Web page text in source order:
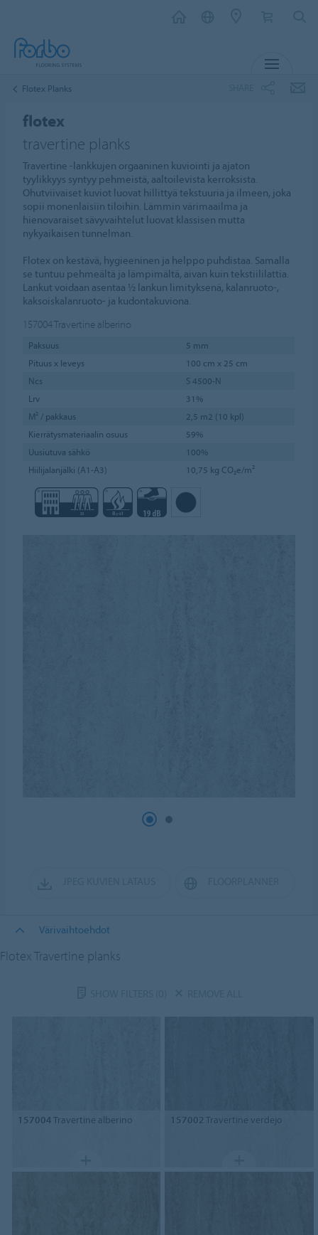
Flotex Planks
flotex
travertine planks
Travertine ‑lankkujen orgaaninen kuviointi ja ajaton
tyylikkyys syntyy pehmeistä, aaltoilevista kerroksista.
Ohutviivaiset kuviot luovat hillittyä tekstuuria ja ilmeen, joka
sopii monenlaisiin tiloihin. Lämmin värimaailma ja
hienovaraiset sävyvaihtelut luovat klassisen mutta
nykyaikaisen tunnelman.
Flotex on kestävä, hygieeninen ja helppo puhdistaa. Samalla
se tuntuu pehmeältä ja lämpimältä, aivan kuin tekstiililattia.
Lankut voidaan asentaa ½ lankun limityksenä, kalanruoto-,
kaksoiskalanruoto- ja kudontakuviona.
157004Travertine alberino
Paksuus
5 mm
Pituus x leveys
100 cm x 25 cm
Ncs
S 4500-N
Lrv
31%
M² / pakkaus
2,5 m2 (10 kpl)
Kierrätysmateriaalin osuus
59%
Uusiutuva sähkö
100%
Hiilijalanjälki (A1-A3)
10,75 kg CO₂e/m²
Värivaihtoehdot
Flotex Travertine planks
157004Travertine alberino 157002 Travertine verdejo